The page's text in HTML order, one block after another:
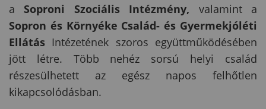
a Soproni Szociális Intézmény, valamint a
Sopron és Környéke Család- és Gyermekjóléti
Ellátás Intézetének szoros együttműködésében
jött létre. Több nehéz sorsú helyi család
részesülhetett az egész napos felhőtlen
kikapcsolódásban.